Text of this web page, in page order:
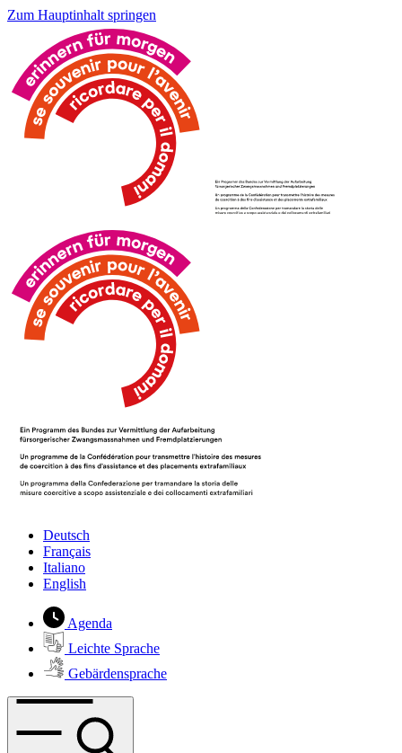
Zum Hauptinhalt springen
Deutsch
Français
Italiano
English
Agenda
Leichte Sprache
Gebärdensprache